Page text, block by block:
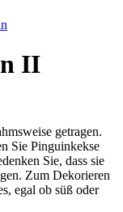
II
getragen.
Sie Pinguinkekse
Sie, dass sie
Zum Dekorieren
egal ob süß oder